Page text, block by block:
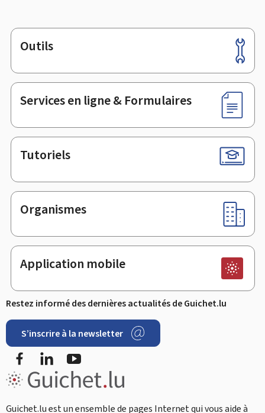
Pied
de
page
Outils
Services en ligne & Formulaires
Tutoriels
Organismes
Application mobile
Restez informé des dernières actualités de Guichet.lu
S’inscrire à la newsletter
FacebookLinkedIn
Guichet.lu est un ensemble de pages Internet qui vous aide à